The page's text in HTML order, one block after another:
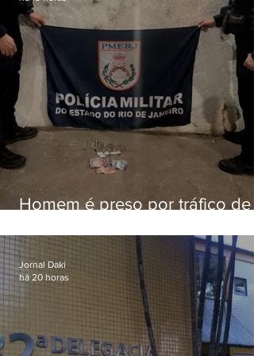
Homem é preso por tráfico de
Jornal Daki
há 20 horas